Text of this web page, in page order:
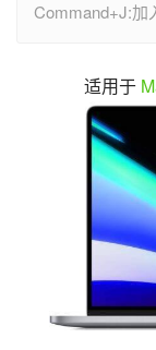
Command+J:
适用于